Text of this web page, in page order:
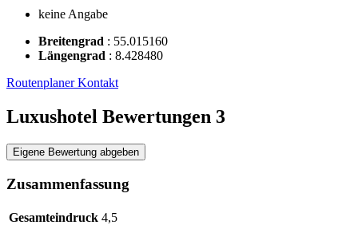
keine Angabe
Breitengrad : 55.015160
Längengrad : 8.428480
RoutenplanerKontakt
Luxushotel Bewertungen 3
Eigene Bewertung abgeben
Zusammenfassung
Gesamteindruck 4,5